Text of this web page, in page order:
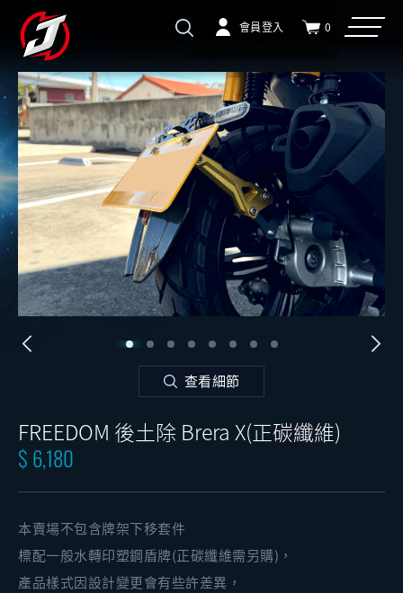
會員登入 0
查看細節
FREEDOM 後土除 Brera X(正碳纖維)
$ 6,180
本賣場不包含牌架下移套件
標配一般水轉印塑鋼盾牌(正碳纖維需另購)，
產品樣式因設計變更會有些許差異，